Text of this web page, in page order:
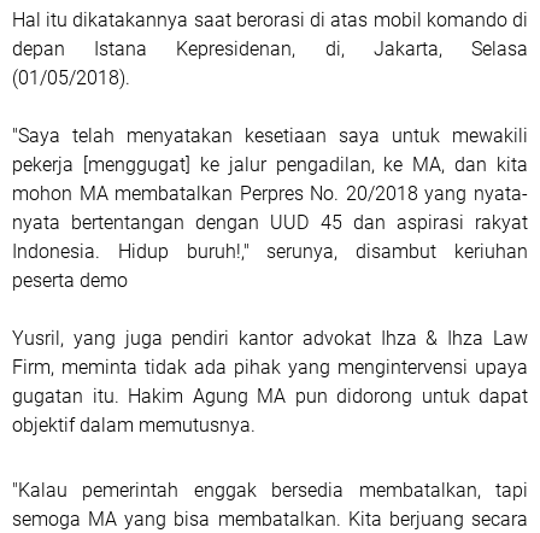
Hal itu dikatakannya saat berorasi di atas mobil komando di
depan Istana Kepresidenan, di, Jakarta, Selasa
(01/05/2018).
"Saya telah menyatakan kesetiaan saya untuk mewakili
pekerja [menggugat] ke jalur pengadilan, ke MA, dan kita
mohon MA membatalkan Perpres No. 20/2018 yang nyata-
nyata bertentangan dengan UUD 45 dan aspirasi rakyat
Indonesia. Hidup buruh!," serunya, disambut keriuhan
peserta demo
Yusril, yang juga pendiri kantor advokat Ihza & Ihza Law
Firm, meminta tidak ada pihak yang mengintervensi upaya
gugatan itu. Hakim Agung MA pun didorong untuk dapat
objektif dalam memutusnya.
"Kalau pemerintah enggak bersedia membatalkan, tapi
semoga MA yang bisa membatalkan. Kita berjuang secara